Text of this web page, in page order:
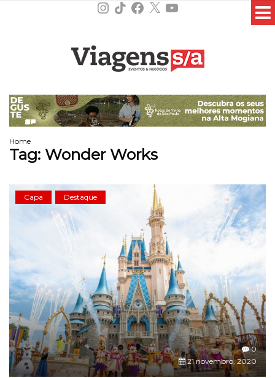
Instagram
TikTokFacebook
X YouTube
Home
Tag: Wonder Works
Capa Destaque
0
21 novembro, 2020